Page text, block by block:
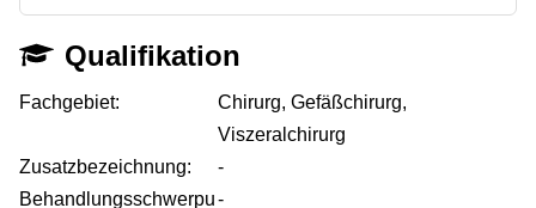
Qualifikation
Fachgebiet:
Chirurg, Gefäßchirurg,
Viszeralchirurg
Zusatzbezeichnung:
-
Behandlungsschwerpu-